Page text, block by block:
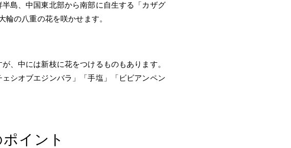
島、中国東北部から南部に自生する「カザグ
の八重の花を咲かせます。
、中には新枝に花をつけるものもあります。
シオブエジンバラ」「手塩」「ビビアンペン
イント